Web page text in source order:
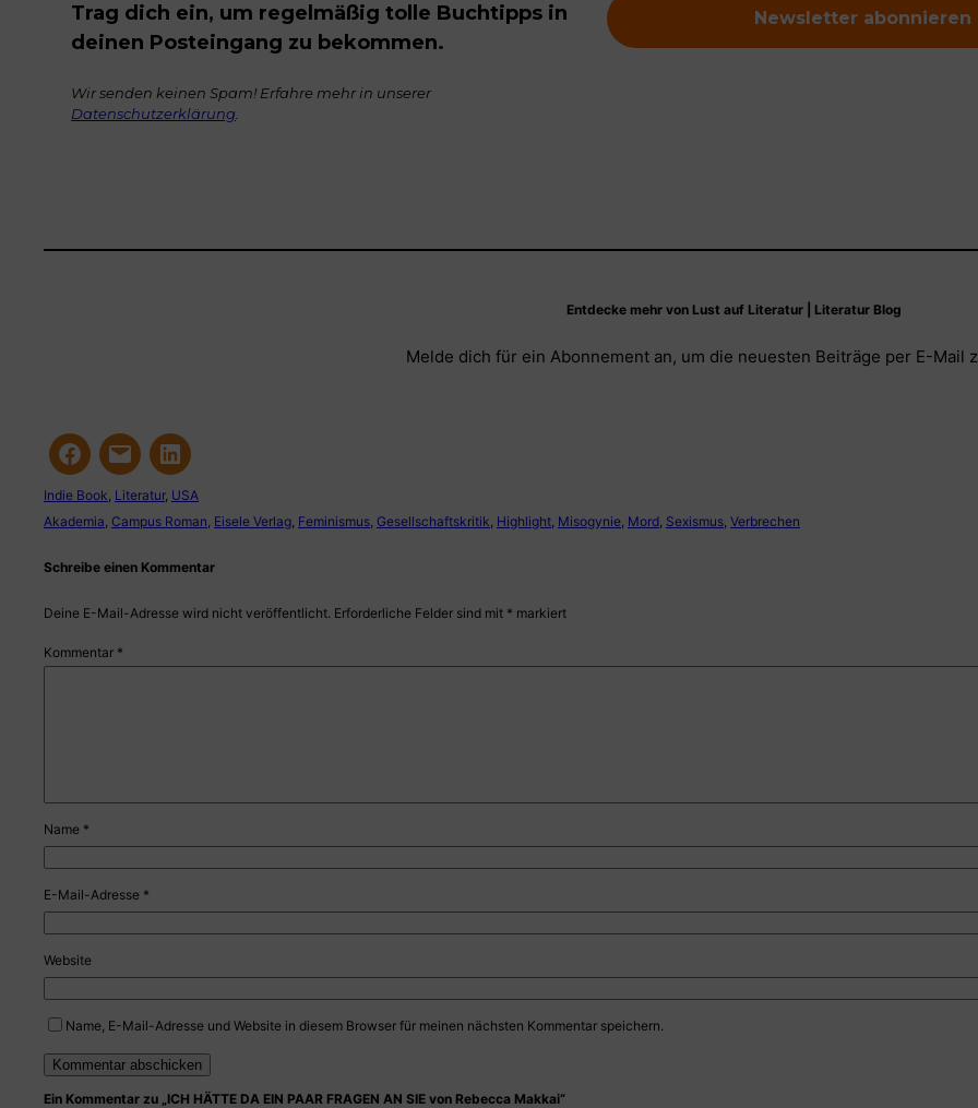
Trag dich ein, um regelmäßig tolle Buchtipps in
deinen Posteingang zu bekommen.
Wir senden keinen Spam! Erfahre mehr in unserer
Datenschutzerklärung
Entdecke mehr von Lust auf Literatur | Literatur Blog
Melde dich für ein Abonnement an, um die neuesten Beiträge per E-Mail
Indie Book Literatur, USA
Akademia Campus Roman Eisele Verlag Feminismus Gesellschaftskritik Highlight Misogynie Mord Sexismus Verbrechen
Schreibe einen Kommentar
Deine E-Mail-Adresse wird nicht veröffentlicht. Erforderliche Felder sind mit * markiert
Kommentar *
Name *
E-Mail-Adresse *
Website
Name, E-Mail-Adresse und Website in diesem Browser für meinen nächsten Kommentar speichern.
Ein Kommentar zu „ICH HÄTTE DA EIN PAAR FRAGEN AN SIE von Rebecca Makkai“